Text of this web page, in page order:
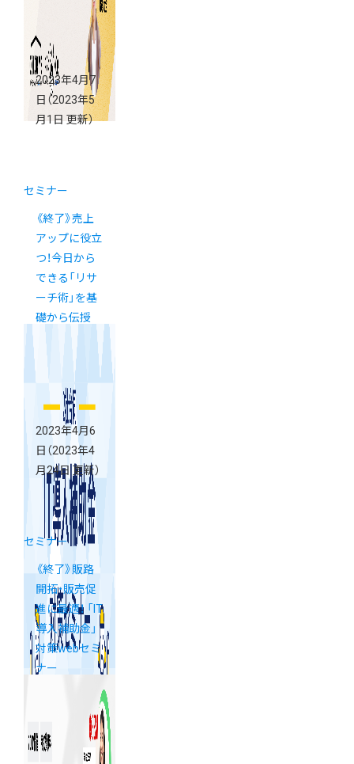
2023年4月7
日 （2023年5
月1日 更新）
セミナー
《終了》売上
アップに役立
つ！今日から
できる「リサ
ーチ術」を基
礎から伝授
2023年4月6
日 （2023年4
月24日 更新）
セミナー
《終了》販路
開拓・販売促
進に最適！ 「IT
導入補助金」
対策webセミ
ナー